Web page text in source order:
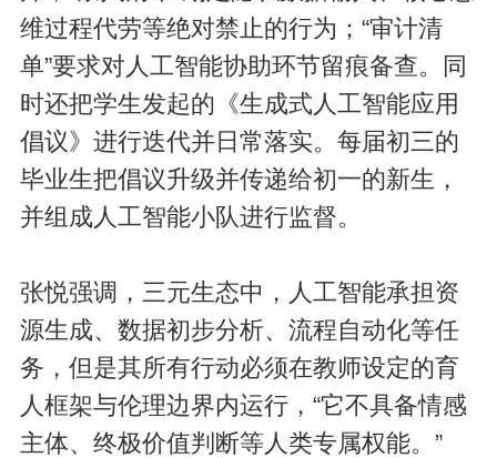
维过程代劳等绝对禁止的行为；“审计清
单”要求对人工智能协助环节留痕备查。同
时还把学生发起的《生成式人工智能应用
倡议》进行迭代并日常落实。每届初三的
毕业生把倡议升级并传递给初一的新生，
并组成人工智能小队进行监督。
张悦强调，三元生态中，人工智能承担资
源生成、数据初步分析、流程自动化等任
务，但是其所有行动必须在教师设定的育
人框架与伦理边界内运行，“它不具备情感
主体、终极价值判断等人类专属权能。”